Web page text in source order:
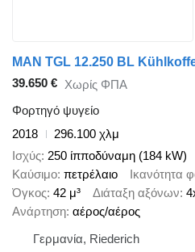
MAN TGL 12.250 BL
39.650 € Χωρίς ΦΠΑ
Φορτηγό ψυγείο
2018
296.100 χλμ
Ισχύς 250 ίπποδύναμη (184 kW)
Καύσιμο πετρέλαιο Ικανότητα
Όγκος 42 μ³ Διάταξη αξόνων
Ανάρτηση αέρος/αέρος
Γερμανία, Riederich